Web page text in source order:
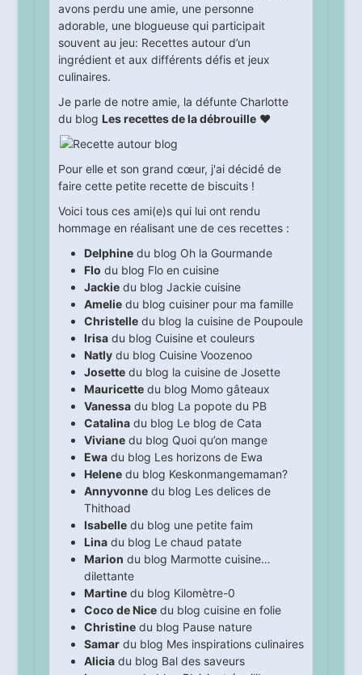
avons perdu une amie, une personne
adorable, une blogueuse qui participait
souvent au jeu: Recettes autour d’un
ingrédient et aux différents défis et jeux
culinaires.
Je parle de notre amie, la défunte Charlotte
du blog Les recettes de la débrouille♥
Pour elle et son grand cœur, j'ai décidé de
faire cette petite recette de biscuits !
Voici tous ces ami(e)s qui lui ont rendu
hommage en réalisant une de ces recettes :
Delphinedu blog Oh la Gourmande
Flo du blog Flo en cuisine
Jackiedu blog Jackie cuisine
Ameliedu blog cuisiner pour ma famille
Christelledu blog la cuisine de Poupoule
Irisadu blog Cuisine et couleurs
Natlydu blog Cuisine Voozenoo
Josettedu blog la cuisine de Josette
Mauricettedu blog Momo gâteaux
Vanessadu blog La popote du PB
Catalinadu blog Le blog de Cata
Vivianedu blog Quoi qu’on mange
Ewadu blog Les horizons de Ewa
Helenedu blog Keskonmangemaman?
Annyvonnedu blog Les delices de
Thithoad
Isabelledu blog une petite faim
Linadu blog Le chaud patate
Marion du blog Marmotte cuisine…
dilettante
Martinedu blog Kilomètre-0
Coco de Nicedu blog cuisine en folie
Christinedu blog Pause nature
Samardu blog Mes inspirations culinaires
Aliciadu blog Bal des saveurs